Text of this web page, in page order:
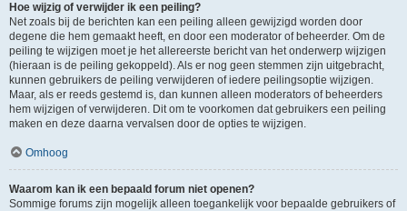
Hoe wijzig of verwijder ik een peiling?
Net zoals bij de berichten kan een peiling alleen gewijzigd worden door
degene die hem gemaakt heeft, en door een moderator of beheerder. Om de
peiling te wijzigen moet je het allereerste bericht van het onderwerp wijzigen
(hieraan is de peiling gekoppeld). Als er nog geen stemmen zijn uitgebracht,
kunnen gebruikers de peiling verwijderen of iedere peilingsoptie wijzigen.
Maar, als er reeds gestemd is, dan kunnen alleen moderators of beheerders
hem wijzigen of verwijderen. Dit om te voorkomen dat gebruikers een peiling
maken en deze daarna vervalsen door de opties te wijzigen.
Omhoog
Waarom kan ik een bepaald forum niet openen?
Sommige forums zijn mogelijk alleen toegankelijk voor bepaalde gebruikers of